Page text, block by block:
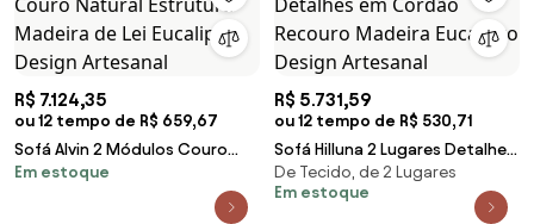
R$ 7.124,35
ou 12 tempo de R$ 659,67
Sofá Alvin 2 Módulos Couro
Natural Estrutura Madeira de
Lei Eucalipto Design Artesanal
Em estoque
R$ 5.731,59
ou 12 tempo de R$ 530,71
Sofá Hilluna 2 Lugares Detalhes
em Cordão Recouro Madeira
Eucalipto Design Artesanal
De Tecido, de 2 Lugares
Em estoque